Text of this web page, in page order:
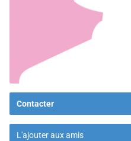
Contacter
L'ajouter aux amis